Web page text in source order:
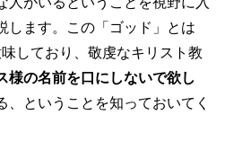
します。この「ゴッド」とは
味しており、敬虔なキリスト教
様の名前を口にしないで欲し
、ということを知っておいてく